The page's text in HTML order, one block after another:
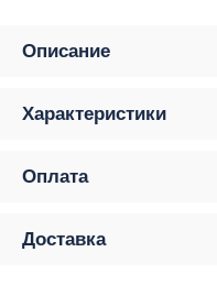
Описание
Характеристики
Оплата
Доставка